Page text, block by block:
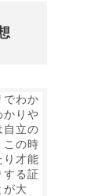
でわか
かりや
自立の
この時
り才能
する証
が大